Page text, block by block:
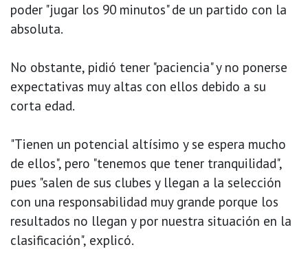
poder "jugar los 90 minutos" de un partido con la
absoluta.
No obstante, pidió tener "paciencia" y no ponerse
expectativas muy altas con ellos debido a su
corta edad.
"Tienen un potencial altísimo y se espera mucho
de ellos", pero "tenemos que tener tranquilidad",
pues "salen de sus clubes y llegan a la selección
con una responsabilidad muy grande porque los
resultados no llegan y por nuestra situación en la
clasificación", explicó.